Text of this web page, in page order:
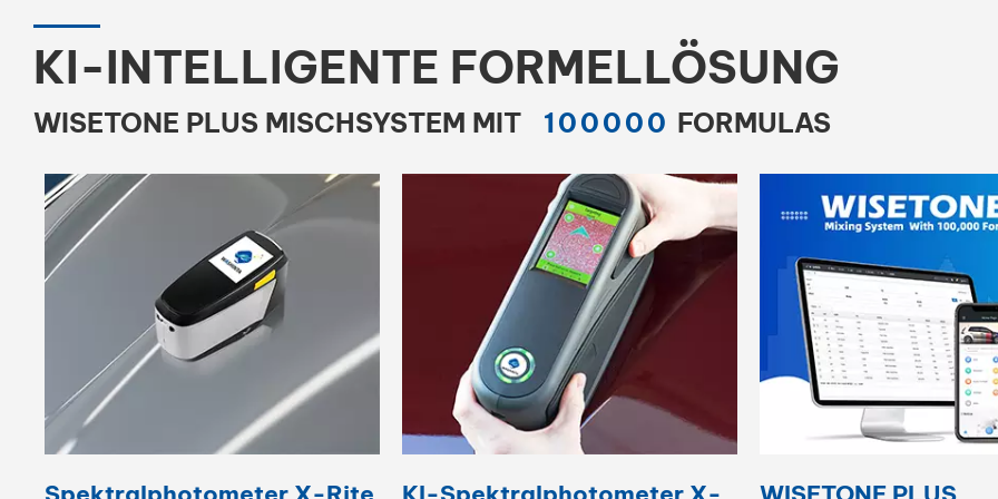
KI-INTELLIGENTE FORMELLÖSUNG
WISETONE PLUS MISCHSYSTEM MIT 100000 FORMULAS
Spektralphotometer X-Rite
KI-Spektralphotometer X-
WISETONE PLUS